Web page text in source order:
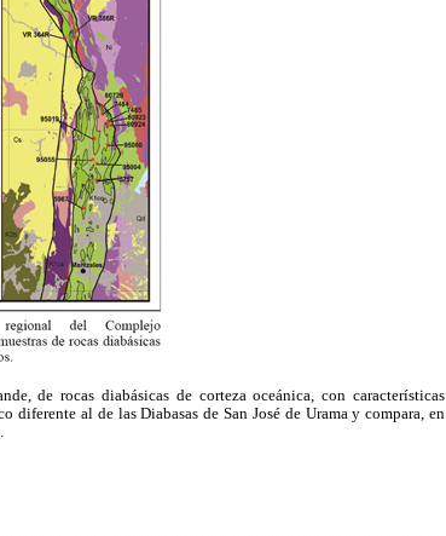
de rocas diabásicas de corteza oceánica, con características
al de las Diabasas de San José de Urama y compara, en